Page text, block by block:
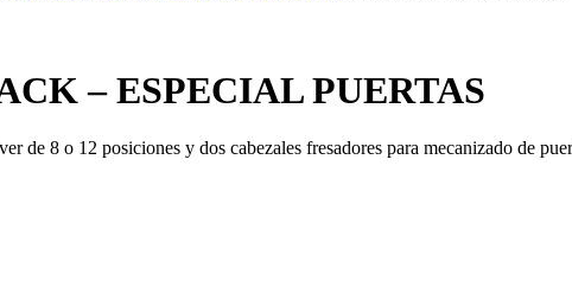
– ESPECIAL PUERTAS
de 8 o 12 posiciones y dos cabezales fresadores para mecanizado de